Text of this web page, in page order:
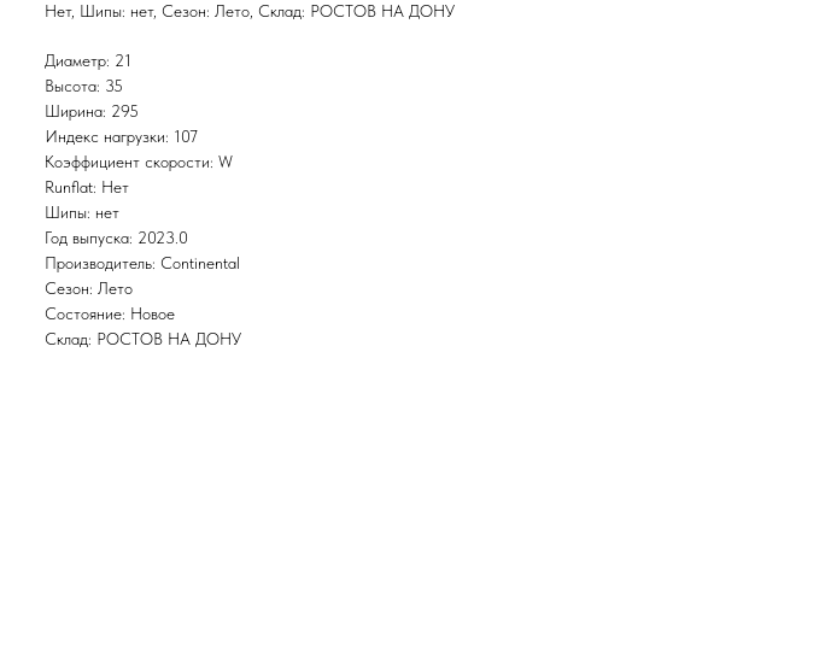
Нет, Шипы: нет, Сезон: Лето, Склад: РОСТОВ НА ДОНУ
Диаметр: 21
Высота: 35
Ширина: 295
Индекс нагрузки: 107
Коэффициент скорости: W
Runflat: Нет
Шипы: нет
Год выпуска: 2023.0
Производитель: Continental
Сезон: Лето
Состояние: Новое
Склад: РОСТОВ НА ДОНУ